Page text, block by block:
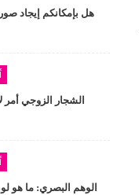
هل بإمكانكم إيجاد
الشجار الزوجي أمر لا مفر منه: 3
الوهم البصري: ما هو